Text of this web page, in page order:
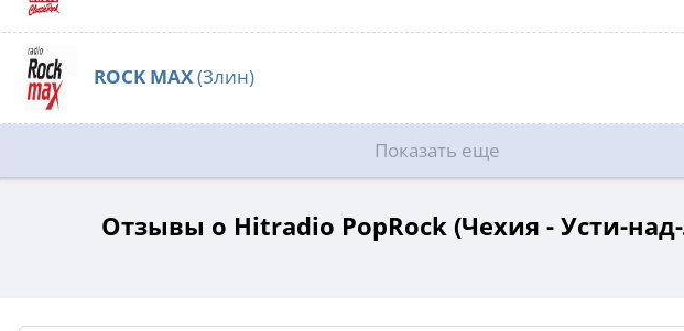
ROCK MAX(Злин)
Показать еще
Отзывы о Hitradio PopRock (Чехия - Усти-